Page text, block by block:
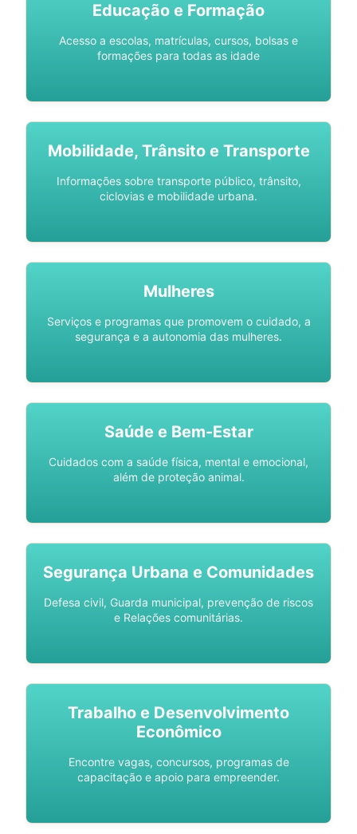
Educação e Formação
Acesso a escolas, matrículas, cursos, bolsas e
formações para todas as idade
Mobilidade, Trânsito e Transporte
Informações sobre transporte público, trânsito,
ciclovias e mobilidade urbana.
Mulheres
Serviços e programas que promovem o cuidado, a
segurança e a autonomia das mulheres.
Saúde e Bem-Estar
Cuidados com a saúde física, mental e emocional,
além de proteção animal.
Segurança Urbana e Comunidades
Defesa civil, Guarda municipal, prevenção de riscos
e Relações comunitárias.
Trabalho e Desenvolvimento
Econômico
Encontre vagas, concursos, programas de
capacitação e apoio para empreender.